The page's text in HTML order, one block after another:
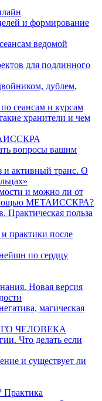
и формирование
ведомой
для подлинного
дублем,
сеансам и курсам
хранители и чем
вопросы вашим
активный транс. О
и можно ли от
МЕТАИССКРА?
Практическая польза
практики после
по сердцу
Новая версия
магическая
ЧЕЛОВЕКА
Что делать если
и существует ли
Практика